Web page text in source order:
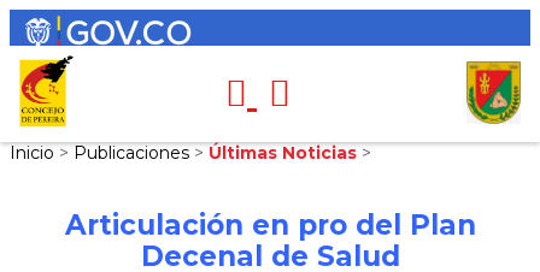
Inicio > Publicaciones > Últimas Noticias >
Articulación en pro del Plan
Decenal de Salud